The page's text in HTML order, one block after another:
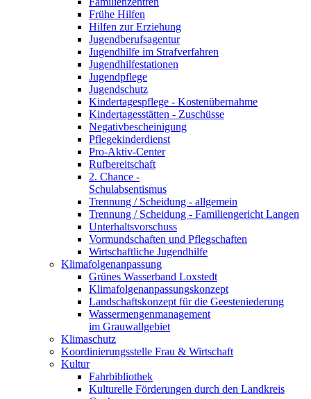
Frühe Hilfen
Hilfen zur Erziehung
Jugendberufsagentur
Jugendhilfe im Strafverfahren
Jugendhilfestationen
Jugendpflege
Jugendschutz
Kindertagespflege - Kostenübernahme
Kindertagesstätten - Zuschüsse
Negativbescheinigung
Pflegekinderdienst
Pro-Aktiv-Center
Rufbereitschaft
2. Chance -
Schulabsentismus
Trennung / Scheidung - allgemein
Trennung / Scheidung - Familiengericht Langen
Unterhaltsvorschuss
Vormundschaften und Pflegschaften
Wirtschaftliche Jugendhilfe
Klimafolgenanpassung
Grünes Wasserband Loxstedt
Klimafolgenanpassungskonzept
Landschaftskonzept für die Geesteniederung
Wassermengenmanagement
im Grauwallgebiet
Klimaschutz
Koordinierungsstelle Frau & Wirtschaft
Kultur
Fahrbibliothek
Kulturelle Förderungen durch den Landkreis